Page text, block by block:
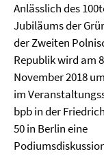
Anlässlich des
Jubiläums der
der Zweiten
Republik wird am
November 2018
im
bpb in der
50 in Berlin eine